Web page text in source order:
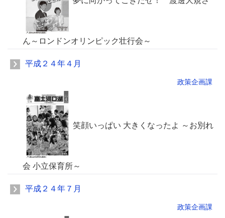
ん～ロンドンオリンピック壮行会～
平成２４年４月
政策企画課
笑顔いっぱい 大きくなったよ ～お別れ
会 小立保育所～
平成２４年７月
政策企画課